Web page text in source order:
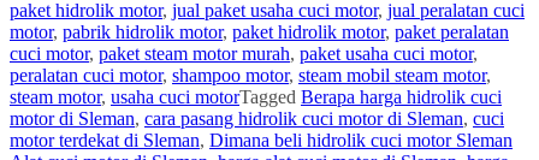
paket hidrolik motor, jual paket usaha cuci motor, jual peralatan cuci
motor, pabrik hidrolik motor, paket hidrolik motor, paket peralatan
cuci motor, paket steam motor murah, paket usaha cuci motor,
peralatan cuci motor, shampoo motor, steam mobil steam motor,
steam motor, usaha cuci motorTagged Berapa harga hidrolik cuci
motor di Sleman, cara pasang hidrolik cuci motor di Sleman, cuci
motor terdekat di Sleman, Dimana beli hidrolik cuci motor Sleman